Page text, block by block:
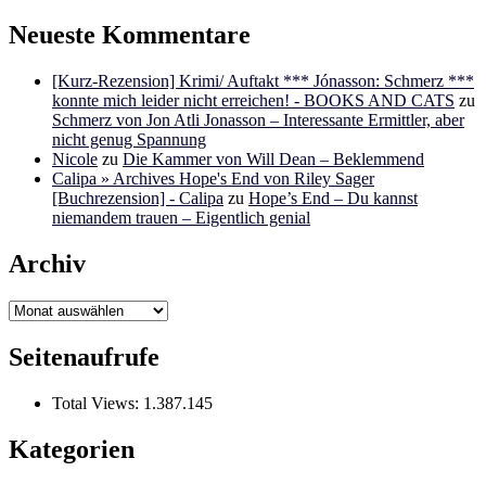
Neueste Kommentare
[Kurz-Rezension] Krimi/ Auftakt *** Jónasson: Schmerz ***
konnte mich leider nicht erreichen! - BOOKS AND CATS zu
Schmerz von Jon Atli Jonasson – Interessante Ermittler, aber
nicht genug Spannung
Nicole zu Die Kammer von Will Dean – Beklemmend
Calipa » Archives Hope's End von Riley Sager
[Buchrezension] - Calipa zu Hope’s End – Du kannst
niemandem trauen – Eigentlich genial
Archiv
Archiv
Seitenaufrufe
Total Views: 1.387.145
Kategorien